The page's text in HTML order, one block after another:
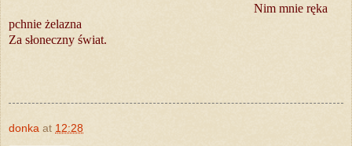
Nim mnie ręka
pchnie żelazna
Za słoneczny świat.
donka at 12:28